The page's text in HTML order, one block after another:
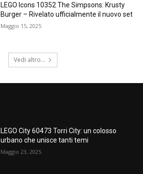
LEGO Icons 10352 The Simpsons: Krusty
Burger – Rivelato ufficialmente il nuovo set
Maggio 15, 2025
Vedi altro...
LEGO City 60473 Torri City: un colosso
urbano che unisce tanti temi
Maggio 23, 2025